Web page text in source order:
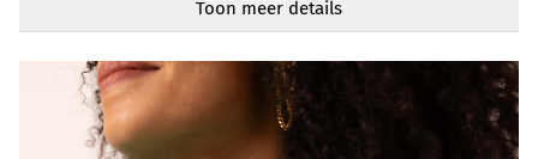
Rond
Artikelnummer
215609-505
Toon meer details